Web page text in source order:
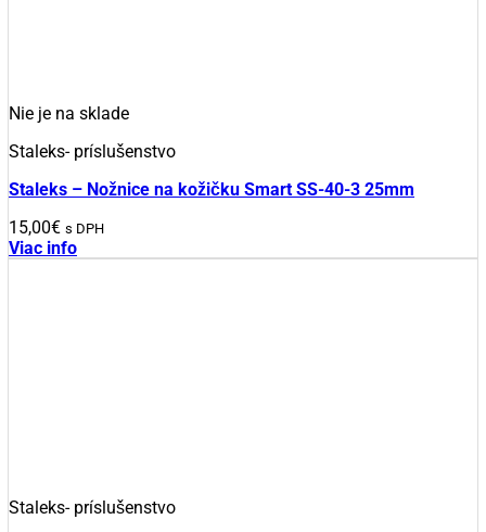
Nie je na sklade
Staleks- príslušenstvo
Staleks – Nožnice na kožičku Smart SS-40-3 25mm
15,00€ s DPH
Viac info
Staleks- príslušenstvo